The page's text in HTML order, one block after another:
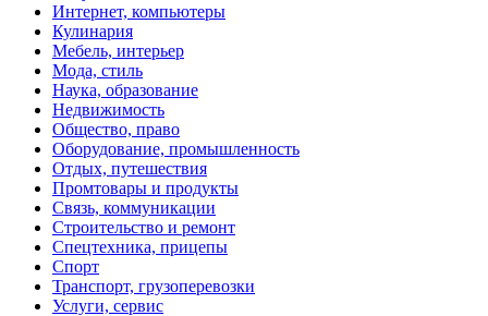
Интернет, компьютеры
Кулинария
Мебель, интерьер
Мода, стиль
Наука, образование
Недвижимость
Общество, право
Оборудование, промышленность
Отдых, путешествия
Промтовары и продукты
Связь, коммуникации
Строительство и ремонт
Спецтехника, прицепы
Спорт
Транспорт, грузоперевозки
Услуги, сервис